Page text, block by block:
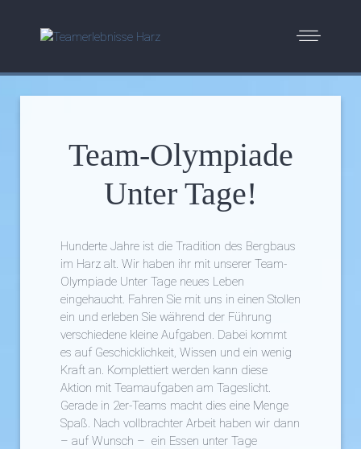
Team-Olympiade
Unter Tage!
Hunderte Jahre ist die Tradition des Bergbaus
im Harz alt. Wir haben ihr mit unserer Team-
Olympiade Unter Tage neues Leben
eingehaucht. Fahren Sie mit uns in einen Stollen
ein und erleben Sie während der Führung
verschiedene kleine Aufgaben. Dabei kommt
es auf Geschicklichkeit, Wissen und ein wenig
Kraft an. Komplettiert werden kann diese
Aktion mit Teamaufgaben am Tageslicht.
Gerade in 2er-Teams macht dies eine Menge
Spaß. Nach vollbrachter Arbeit haben wir dann
– auf Wunsch – ein Essen unter Tage